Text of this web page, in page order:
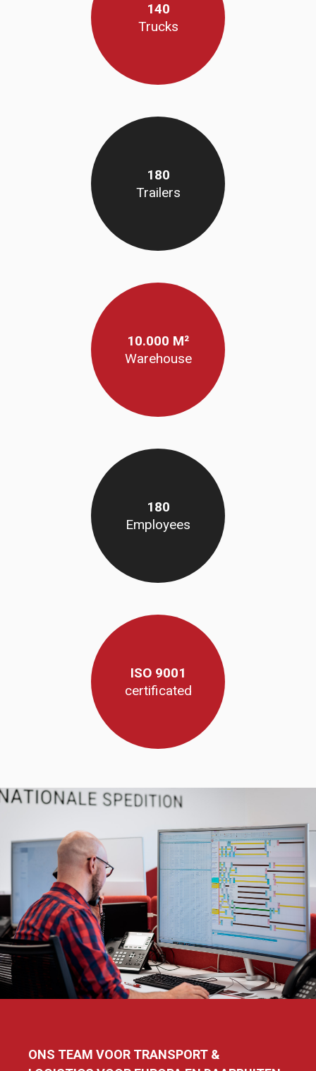
140
Trucks
180
Trailers
10.000 M²
Warehouse
180
Employees
ISO 9001
certificated
ONS TEAM VOOR TRANSPORT &